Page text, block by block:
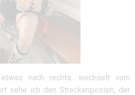
nach rechts, wechselt vom
sehe ich den Streckenposten, der